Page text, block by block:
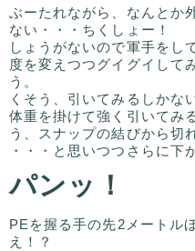
ぶーたれながら、なんとか
ない・・・ちくしょー！
しょうがないので軍手をし
度を変えつつグイグイして
う。
くそう、引いてみるしかな
体重を掛けて強く引いてみ
う、スナップの結びから切
・・・と思いつつさらに下
パンッ！
PEを握る手の先2メートル
え！？